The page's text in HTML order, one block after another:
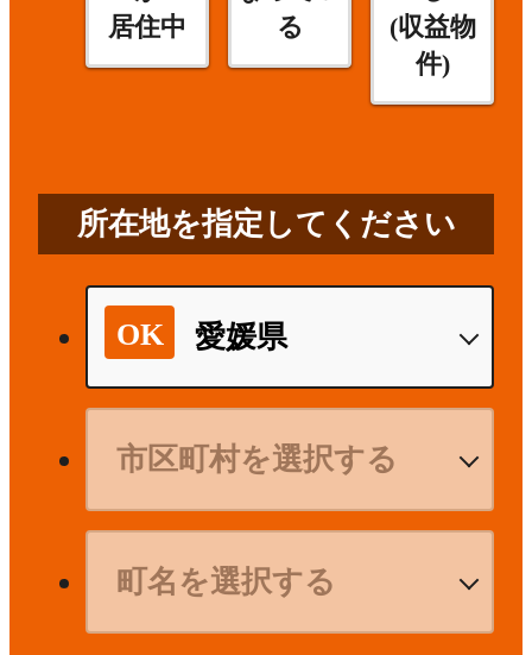
居住中
る
(収益物
件)
所在地を指定してください